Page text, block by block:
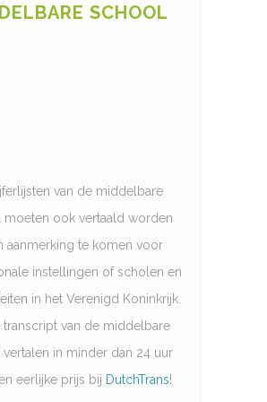
SCHOOL
van de middelbare
ook vertaald worden
aanmerking te komen voor
instellingen of scholen en
in het Verenigd Koninkrijk.
transcript van de middelbare
in minder dan 24 uur
eerlijke prijs bij DutchTrans!